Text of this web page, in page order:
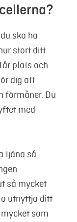
ska ha
stort ditt
plats och
dig att
förmåner. Du
med
tjäna så
så mycket
utnyttja ditt
som